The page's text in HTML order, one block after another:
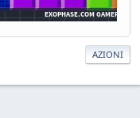
AZIONI